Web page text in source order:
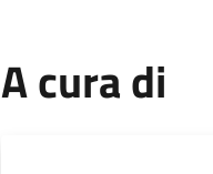
A cura di